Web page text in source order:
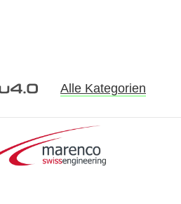
Alle Kategorien